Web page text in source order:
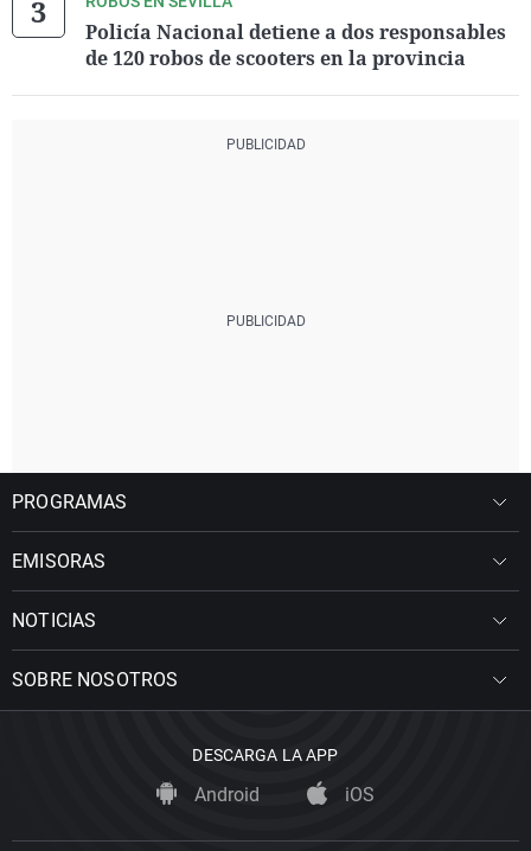
Policía Nacional detiene a dos responsables
de 120 robos de scooters en la provincia
PROGRAMAS
EMISORAS
NOTICIAS
SOBRE NOSOTROS
DESCARGA LA APP
Android iOS